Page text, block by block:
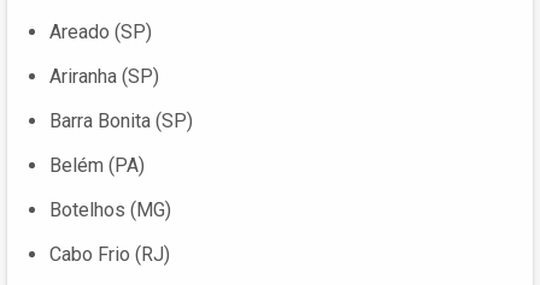
Areado (SP)
Ariranha (SP)
Barra Bonita (SP)
Belém (PA)
Botelhos (MG)
Cabo Frio (RJ)